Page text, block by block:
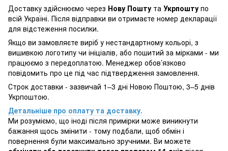
Доставку здійснюємо через Нову Пошту та Укрпошту по
всій Україні. Після відправки ви отримаєте номер декларації
для відстеження посилки.
Якщо ви замовляєте виріб у нестандартному кольорі, з
вишивкою логотипу чи ініціалів, або пошитий за мірками - ми
працюємо з передоплатою. Менеджер обов’язково
повідомить про це під час підтвердження замовлення.
Строк доставки - зазвичай 1–3 дні Новою Поштою, 3–5 днів
Укрпоштою.
Детальніше про оплату та доставку.
Ми розуміємо, що іноді після примірки може виникнути
бажання щось змінити - тому подбали, щоб обмін і
повернення були максимально зручними. Ви можете